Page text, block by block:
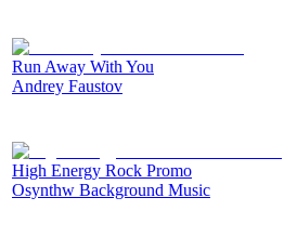
Run Away With You
Andrey Faustov
High Energy Rock Promo
Osynthw Background Music